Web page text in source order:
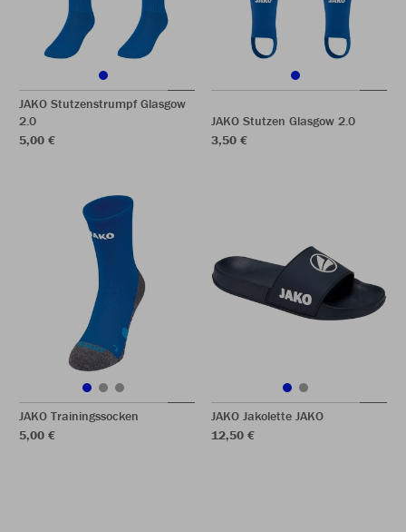
JAKO Stutzenstrumpf Glasgow
2.0
5,00 €
JAKO Stutzen Glasgow 2.0
3,50 €
JAKO Trainingssocken
5,00 €
JAKO Jakolette JAKO
12,50 €